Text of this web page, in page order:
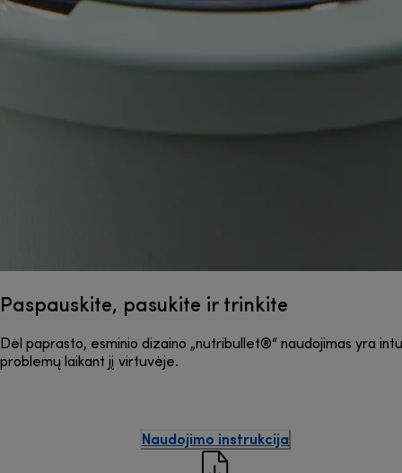
Paspauskite, pasukite ir trinkite
Dėl paprasto, esminio dizaino „nutribullet®“ naudojimas yra
problemų laikant jį virtuvėje.
Naudojimo instrukcija